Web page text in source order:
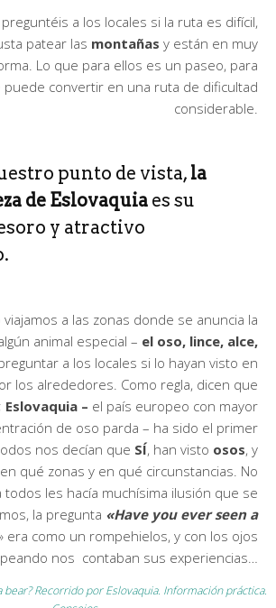
preguntéis a los locales si la ruta es difícil,
patear las montañas y están en muy
Lo que para ellos es un paseo, para
convertir en una ruta de dificultad
considerable.
punto de vista, la
de Eslovaquiaes su
y atractivo
viajamos a las zonas donde se anuncia la
animal especial – el oso, lince, alce,
a los locales si lo hayan visto en
los alrededores. Como regla, dicen que
Eslovaquia – el país europeo con mayor
de oso parda – ha sido el primer
nos decían que SÍ, han visto osos, y
qué zonas y en qué circunstancias. No
les hacía muchísima ilusión que se
la pregunta «Have you ever seen a
era como un rompehielos, y con los ojos
nos contaban sus experiencias…